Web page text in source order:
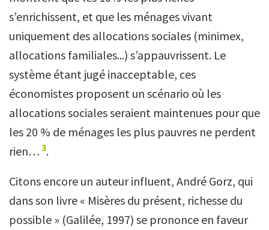
s’enrichissent, et que les ménages vivant
uniquement des allocations sociales (minimex,
allocations familiales...) s’appauvrissent. Le
système étant jugé inacceptable, ces
économistes proposent un scénario où les
allocations sociales seraient maintenues pour que
les 20 % de ménages les plus pauvres ne perdent
rien… 3.
Citons encore un auteur influent, André Gorz, qui
dans son livre « Misères du présent, richesse du
possible » (Galilée, 1997) se prononce en faveur